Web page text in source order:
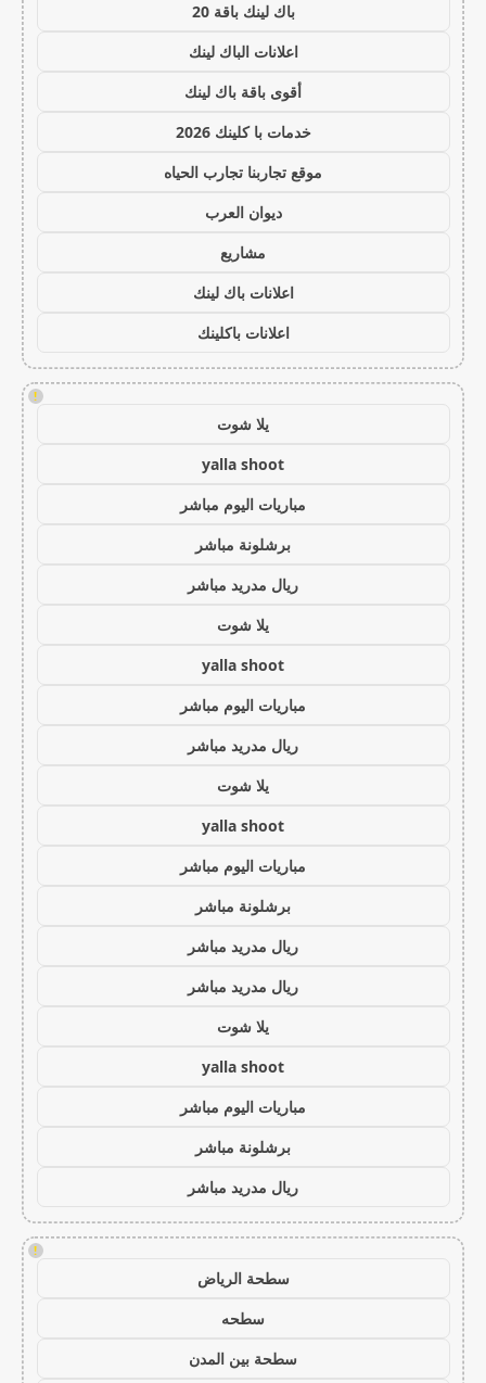
باك لينك باقة 20
اعلانات الباك لينك
أقوى باقة باك لينك
خدمات با كلينك 2026
موقع تجاربنا تجارب الحياه
ديوان العرب
مشاريع
اعلانات باك لينك
اعلانات باكلينك
!
يلا شوت
yalla shoot
مباريات اليوم مباشر
برشلونة مباشر
ريال مدريد مباشر
يلا شوت
yalla shoot
مباريات اليوم مباشر
ريال مدريد مباشر
يلا شوت
yalla shoot
مباريات اليوم مباشر
برشلونة مباشر
ريال مدريد مباشر
ريال مدريد مباشر
يلا شوت
yalla shoot
مباريات اليوم مباشر
برشلونة مباشر
ريال مدريد مباشر
!
سطحة الرياض
سطحه
سطحة بين المدن